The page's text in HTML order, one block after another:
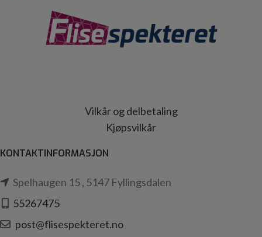
Vilkår og delbetaling
Kjøpsvilkår
KONTAKTINFORMASJON
Spelhaugen 15 , 5147 Fyllingsdalen
55267475
post@flisespekteret.no